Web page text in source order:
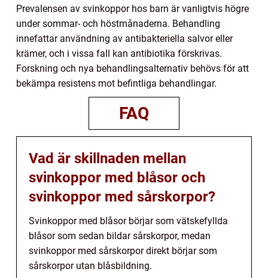
Prevalensen av svinkoppor hos barn är vanligtvis högre
under sommar- och höstmånaderna. Behandling
innefattar användning av antibakteriella salvor eller
krämer, och i vissa fall kan antibiotika förskrivas.
Forskning och nya behandlingsalternativ behövs för att
bekämpa resistens mot befintliga behandlingar.
FAQ
Vad är skillnaden mellan
svinkoppor med blåsor och
svinkoppor med sårskorpor?
Svinkoppor med blåsor börjar som vätskefyllda
blåsor som sedan bildar sårskorpor, medan
svinkoppor med sårskorpor direkt börjar som
sårskorpor utan blåsbildning.